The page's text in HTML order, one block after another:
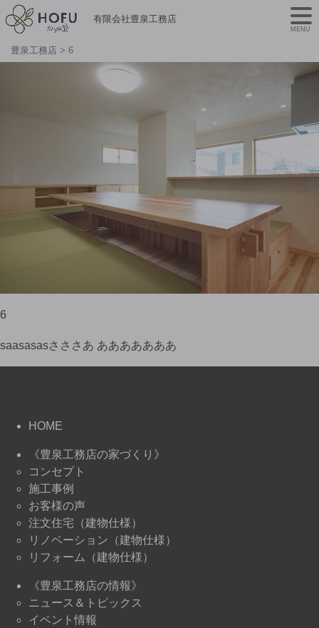
有限会社豊泉工務店
豊泉工務店 > 6
6
saasasasさささあ あああああああ
MENU
HOME
《豊泉工務店の家づくり》
コンセプト
施工事例
お客様の声
注文住宅（建物仕様）
リノベーション（建物仕様）
リフォーム（建物仕様）
《豊泉工務店の情報》
ニュース＆トピックス
イベント情報